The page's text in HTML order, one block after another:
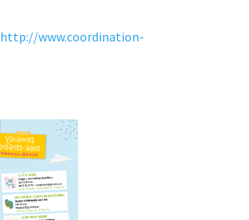
http://www.coordination-